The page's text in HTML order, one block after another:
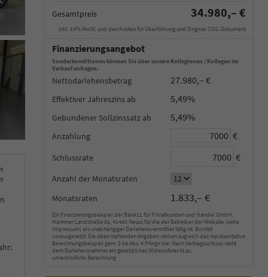
Gesamtpreis 34.980,– €
inkl. 19% MwSt. und den Kosten für Überführung und Original COC-Dokument
Finanzierungsangebot
Sonderkonditionen können Sie über unsere Kolleginnen / Kollegen im
Verkauf anfragen.
Nettodarlehensbetrag 27.980,– €
Effektiver Jahreszins 5,49%
Gebundener Sollzinssatz 5,49%
Anzahlung €
Schlussrate €
Anzahl der Monatsraten
Monatsraten
1.833,– €
Ein Finanzierungsbeispiel der Bank11 für Privatkunden und Handel GmbH,
Hammer Landstraße 91, 41460 Neuss für die der Betreiber der Website (siehe
Impressum) als unabhängiger Darlehensvermittler tätig ist. Bonität
vorausgesetzt. Die oben stehenden Angaben stellen zugleich das repräsentative
Berechnungsbeispiel gem. § 6a Abs. 4 PAngV dar. Nach Vertragsschluss steht
dem Darlehensnehmer ein gesetzliches Widerrufsrecht zu.
unverbindliche Berechnung